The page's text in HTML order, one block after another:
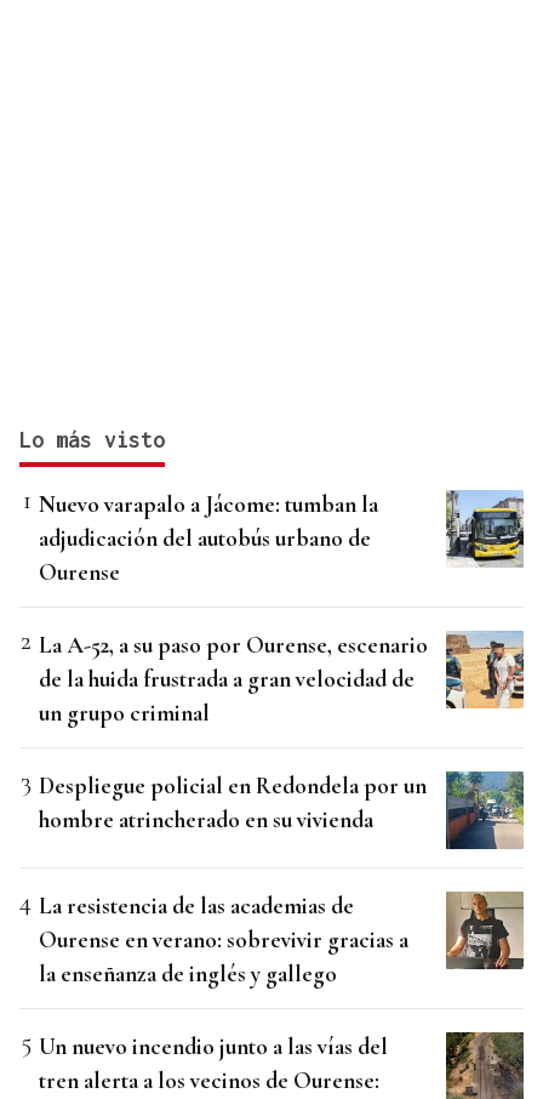
Lo más visto
Nuevo varapalo a Jácome: tumban la
adjudicación del autobús urbano de
Ourense
La A-52, a su paso por Ourense, escenario
de la huida frustrada a gran velocidad de
un grupo criminal
Despliegue policial en Redondela por un
hombre atrincherado en su vivienda
La resistencia de las academias de
Ourense en verano: sobrevivir gracias a
la enseñanza de inglés y gallego
Un nuevo incendio junto a las vías del
tren alerta a los vecinos de Ourense: